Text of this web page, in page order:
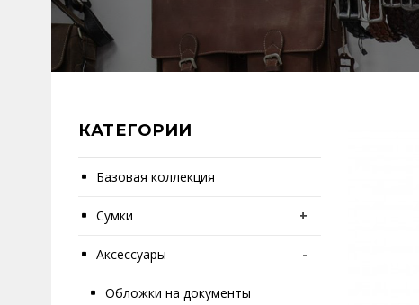
КАТЕГОРИИ
Базовая коллекция
Сумки +
Аксессуары -
Обложки на документы